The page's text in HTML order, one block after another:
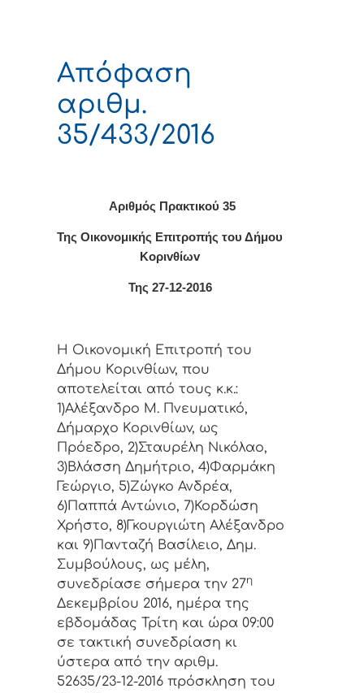
Απόφαση
αριθμ.
35/433/2016
Αριθμός Πρακτικού 35
Της Οικονομικής Επιτρoπής τoυ Δήμoυ
Κoριvθίωv
Της 27-12-2016
Η Οικονομική Επιτρoπή τoυ
Δήμoυ Κoριvθίωv, πoυ
απoτελείται από τoυς κ.κ.:
1)Αλέξανδρο Μ. Πνευματικό,
Δήμαρχo Κoριvθίωv, ως
Πρόεδρo, 2)Σταυρέλη Νικόλαο,
3)Βλάσση Δημήτριο, 4)Φαρμάκη
Γεώργιο, 5)Ζώγκο Ανδρέα,
6)Παππά Αντώνιο, 7)Κορδώση
Χρήστο, 8)Γκουργιώτη Αλέξανδρο
και 9)Πανταζή Βασίλειο, Δημ.
Συμβoύλoυς, ως μέλη,
συvεδρίασε σήμερα τηv 27η
Δεκεμβρίου 2016, ημέρα της
εβδoμάδας Τρίτη και ώρα 09:00
σε τακτική συvεδρίαση κι
ύστερα από τηv αριθμ.
52635/23-12-2016 πρόσκληση τoυ